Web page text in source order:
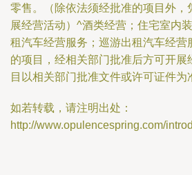
零售。（除依法须经批准的项目外，
展经营活动）^酒类经营；住宅室内
租汽车经营服务；巡游出租汽车经营
的项目，经相关部门批准后方可开展
目以相关部门批准文件或许可证件为
如若转载，请注明出处：
http://www.opulencespring.com/